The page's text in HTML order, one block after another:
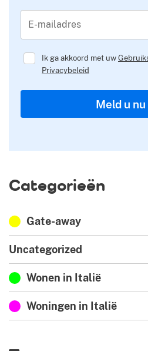
E-mailadres
Ik ga akkoord met uw
Privacybeleid
Meld u nu
Categorieën
Gate-away
Uncategorized
Wonen in Italië
Woningen in Italië